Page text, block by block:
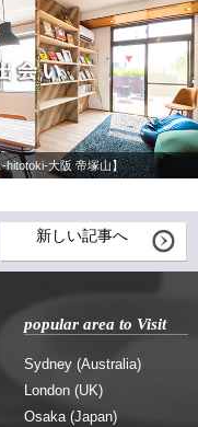
hitotoki-大阪 帝塚山】
新しい記事へ
popular area to Visit
Sydney (Australia)
London (UK)
Osaka (Japan)